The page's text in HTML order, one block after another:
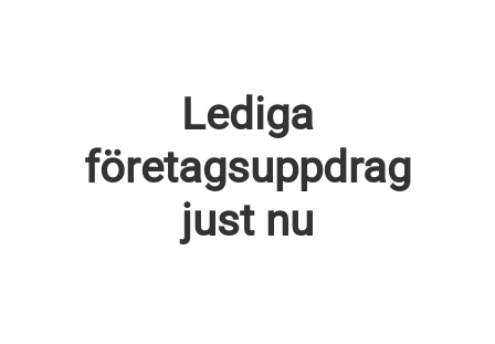
Lediga
företagsuppdrag
just nu